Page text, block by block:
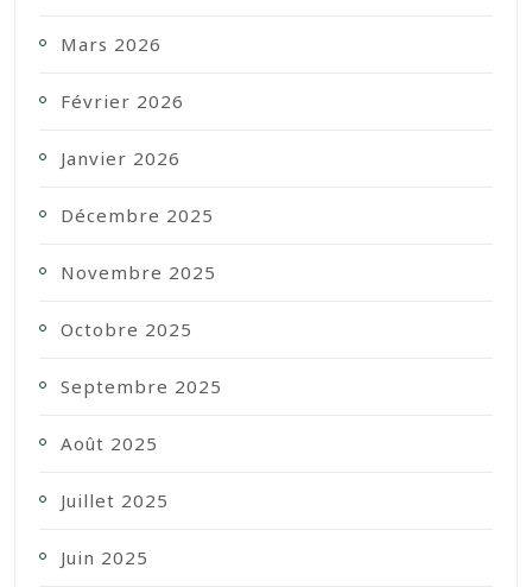
Mars 2026
Février 2026
Janvier 2026
Décembre 2025
Novembre 2025
Octobre 2025
Septembre 2025
Août 2025
Juillet 2025
Juin 2025